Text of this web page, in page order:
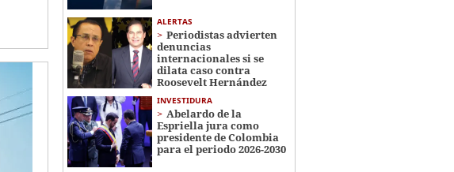
ALERTAS
Periodistas advierten
denuncias
internacionales si se
dilata caso contra
Roosevelt Hernández
INVESTIDURA
Abelardo de la
Espriella jura como
presidente de Colombia
para el periodo 2026-2030